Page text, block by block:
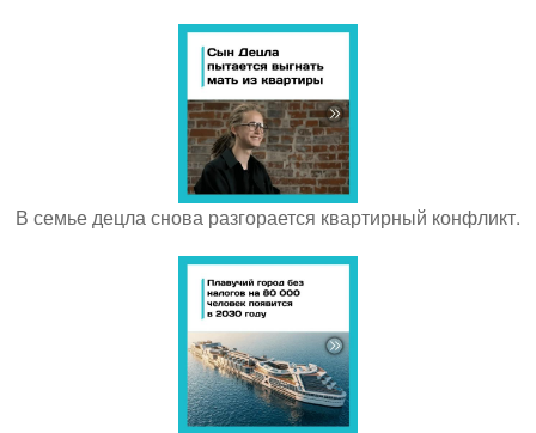
В семье децла снова разгорается квартирный конфликт.